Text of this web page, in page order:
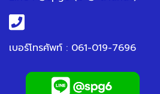
เบอร์โทรศัพท์ : 061-019-7696